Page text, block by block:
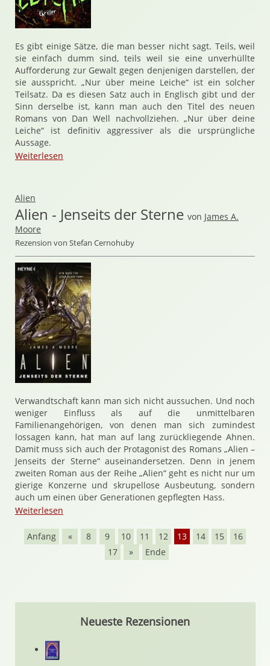
Es gibt einige Sätze, die man besser nicht sagt. Teils, weil
sie einfach dumm sind, teils weil sie eine unverhüllte
Aufforderung zur Gewalt gegen denjenigen darstellen, der
sie ausspricht. „Nur über meine Leiche“ ist ein solcher
Teilsatz. Da es diesen Satz auch in Englisch gibt und der
Sinn derselbe ist, kann man auch den Titel des neuen
Romans von Dan Well nachvollziehen. „Nur über deine
Leiche“ ist definitiv aggressiver als die ursprüngliche
Aussage.
Weiterlesen
Alien
Alien - Jenseits der Sterne von James A.
Moore
Rezension von Stefan Cernohuby
Verwandtschaft kann man sich nicht aussuchen. Und noch
weniger Einfluss als auf die unmittelbaren
Familienangehörigen, von denen man sich zumindest
lossagen kann, hat man auf lang zurückliegende Ahnen.
Damit muss sich auch der Protagonist des Romans „Alien –
Jenseits der Sterne“ auseinandersetzen. Denn in jenem
zweiten Roman aus der Reihe „Alien“ geht es nicht nur um
gierige Konzerne und skrupellose Ausbeutung, sondern
auch um einen über Generationen gepflegten Hass.
Weiterlesen
Anfang « 8 9 10 11 12 13 14 15
16
17
» Ende
Neueste Rezensionen